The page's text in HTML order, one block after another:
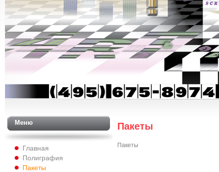
Меню
Главная
Полиграфия
Пакеты
Пакеты
Пакеты